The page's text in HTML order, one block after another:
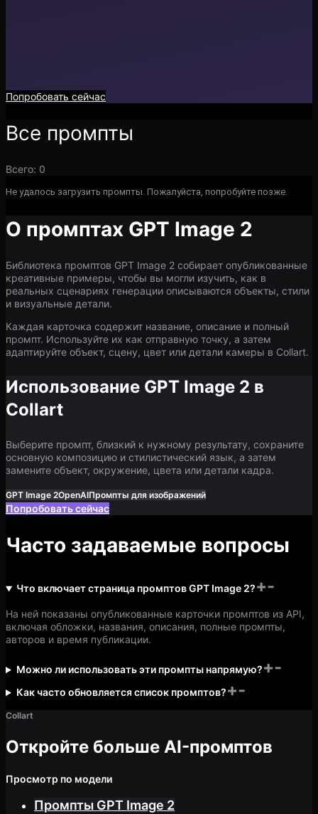
Попробовать сейчас
Все промпты
Всего: 0
Не удалось загрузить промпты. Пожалуйста, попробуйте позже.
О промптах GPT Image 2
Библиотека промптов GPT Image 2 собирает опубликованные
креативные примеры, чтобы вы могли изучить, как в
реальных сценариях генерации описываются объекты, стили
и визуальные детали.
Каждая карточка содержит название, описание и полный
промпт. Используйте их как отправную точку, а затем
адаптируйте объект, сцену, цвет или детали камеры в Collart.
Использование GPT Image 2 в
Collart
Выберите промпт, близкий к нужному результату, сохраните
основную композицию и стилистический язык, а затем
замените объект, окружение, цвета или детали кадра.
GPT Image 2OpenAIПромпты для изображений
Попробовать сейчас
Часто задаваемые вопросы
Что включает страница промптов GPT Image 2?+-
На ней показаны опубликованные карточки промптов из API,
включая обложки, названия, описания, полные промпты,
авторов и время публикации.
Можно ли использовать эти промпты напрямую?+-
Как часто обновляется список промптов?+-
Collart
Откройте больше AI-промптов
Просмотр по модели
Промпты GPT Image 2